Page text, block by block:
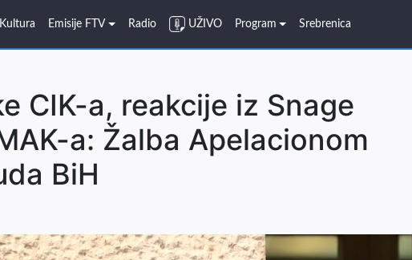
Kultura Emisije FTV Radio UŽIVO Program Srebrenica
CIK-a, reakcije iz Snage
a: Žalba Apelacionom
BiH